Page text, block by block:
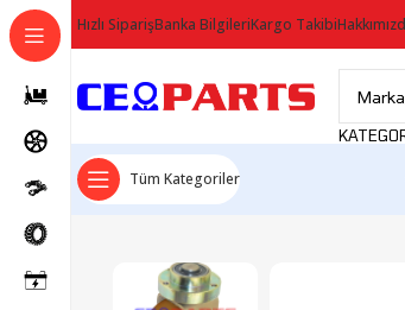
Hızlı SiparişBanka BilgileriKargo Takibi
Tüm Kategoriler